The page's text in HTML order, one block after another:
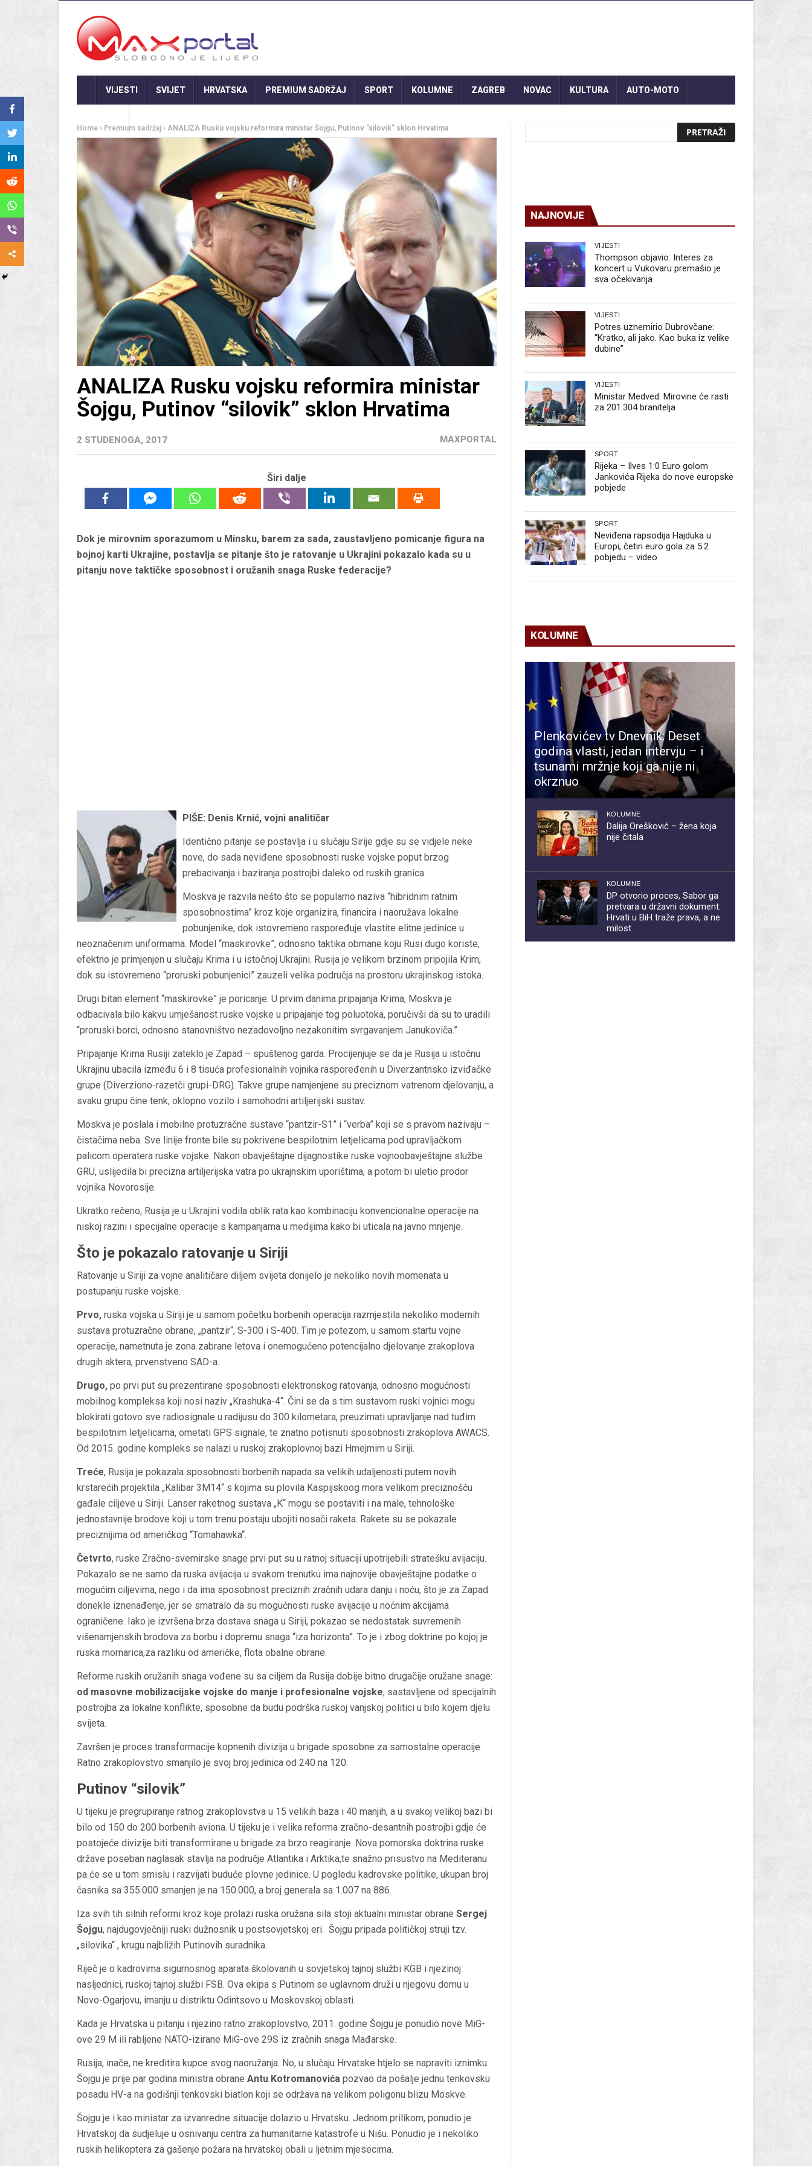
VIJESTI SVIJET HRVATSKA PREMIUM SADRŽAJ SPORT KOLUMNE ZAGREB NOVAC KULTURA AUTO-MOTO
Home Premium sadržaj ANALIZA Rusku vojsku reformira ministar Šojgu, Putinov “silovik” sklon Hrvatima
ANALIZA Rusku vojsku reformira ministar
Šojgu, Putinov “silovik” sklon Hrvatima
2 STUDENOGA, 2017 MAXPORTAL
Širi dalje
Dok je mirovnim sporazumom u Minsku, barem za sada, zaustavljeno pomicanje figura na
bojnoj karti Ukrajine, postavlja se pitanje što je ratovanje u Ukrajini pokazalo kada su u
pitanju nove taktičke sposobnost i oružanih snaga Ruske federacije?
PIŠE: Denis Krnić, vojni analitičar
Identično pitanje se postavlja i u slučaju Sirije gdje su se vidjele neke
nove, do sada neviđene sposobnosti ruske vojske poput brzog
prebacivanja i baziranja postrojbi daleko od ruskih granica.
Moskva je razvila nešto što se popularno naziva “hibridnim ratnim
sposobnostima” kroz koje organizira, financira i naoružava lokalne
pobunjenike, dok istovremeno raspoređuje vlastite elitne jedinice u
neoznačenim uniformama. Model “maskirovke”, odnosno taktika obmane koju Rusi dugo koriste,
efektno je primjenjen u slučaju Krima i u istočnoj Ukrajini. Rusija je velikom brzinom pripojila Krim,
dok su istovremeno “proruski pobunjenici” zauzeli velika područja na prostoru ukrajinskog istoka.
Drugi bitan element “maskirovke” je poricanje. U prvim danima pripajanja Krima, Moskva je
odbacivala bilo kakvu umješanost ruske vojske u pripajanje tog poluotoka, poručivši da su to uradili
“proruski borci, odnosno stanovništvo nezadovoljno nezakonitim svrgavanjem Janukoviča.”
Pripajanje Krima Rusiji zateklo je Zapad – spuštenog garda. Procijenjuje se da je Rusija u istočnu
Ukrajinu ubacila između 6 i 8 tisuća profesionalnih vojnika raspoređenih u Diverzantnsko izviđačke
grupe (Diverziono-razetči grupi-DRG). Takve grupe namjenjene su preciznom vatrenom djelovanju, a
svaku grupu čine tenk, oklopno vozilo i samohodni artiljerijski sustav.
Moskva je poslala i mobilne protuzračne sustave “pantzir-S1” i “verba” koji se s pravom nazivaju –
čistačima neba. Sve linije fronte bile su pokrivene bespilotnim letjelicama pod upravljačkom
palicom operatera ruske vojske. Nakon obavještajne dijagnostike ruske vojnoobavještajne službe
GRU, uslijedila bi precizna artiljerijska vatra po ukrajnskim uporištima, a potom bi uletio prodor
vojnika Novorosije.
Ukratko rečeno, Rusija je u Ukrajini vodila oblik rata kao kombinaciju konvencionalne operacije na
niskoj razini i specijalne operacije s kampanjama u medijima kako bi uticala na javno mnjenje.
Što je pokazalo ratovanje u Siriji
Ratovanje u Siriji za vojne analitičare diljem svijeta donijelo je nekoliko novih momenata u
postupanju ruske vojske.
Prvo, ruska vojska u Siriji je u samom početku borbenih operacija razmjestila nekoliko modernih
sustava protuzračne obrane, „pantzir“, S-300 i S-400. Tim je potezom, u samom startu vojne
operacije, nametnuta je zona zabrane letova i onemogućeno potencijalno djelovanje zrakoplova
drugih aktera, prvenstveno SAD-a.
Drugo, po prvi put su prezentirane sposobnosti elektronskog ratovanja, odnosno mogućnosti
mobilnog kompleksa koji nosi naziv „Krashuka-4“. Čini se da s tim sustavom ruski vojnici mogu
blokirati gotovo sve radiosignale u radijusu do 300 kilometara, preuzimati upravljanje nad tuđim
bespilotnim letjelicama, ometati GPS signale, te znatno potisnuti sposobnosti zrakoplova AWACS.
Od 2015. godine kompleks se nalazi u ruskoj zrakoplovnoj bazi Hmejmim u Siriji.
Treće, Rusija je pokazala sposobnosti borbenih napada sa velikih udaljenosti putem novih
krstarećih projektila „Kalibar 3M14“ s kojima su plovila Kaspijskoog mora velikom preciznošću
gađale ciljeve u Siriji. Lanser raketnog sustava „K“ mogu se postaviti i na male, tehnološke
jednostavnije brodove koji u tom trenu postaju ubojiti nosači raketa. Rakete su se pokazale
preciznijima od američkog “Tomahawka“.
Četvrto, ruske Zračno-svemirske snage prvi put su u ratnoj situaciji upotrijebili stratešku avijaciju.
Pokazalo se ne samo da ruska avijacija u svakom trenutku ima najnovije obavještajne podatke o
mogućim ciljevima, nego i da ima sposobnost preciznih zračnih udara danju i noću, što je za Zapad
donekle iznenađenje, jer se smatralo da su mogućnosti ruske avijacije u noćnim akcijama
ograničene. Iako je izvršena brza dostava snaga u Siriji, pokazao se nedostatak suvremenih
višenamjenskih brodova za borbu i dopremu snaga “iza horizonta”. To je i zbog doktrine po kojoj je
ruska mornarica,za razliku od američke, flota obalne obrane.
Reforme ruskih oružanih snaga vođene su sa ciljem da Rusija dobije bitno drugačije oružane snage:
od masovne mobilizacijske vojske do manje i profesionalne vojske, sastavljene od specijalnih
postrojba za lokalne konflikte, sposobne da budu podrška ruskoj vanjskoj politici u bilo kojem djelu
svijeta.
Završen je proces transformacije kopnenih divizija u brigade sposobne za samostalne operacije.
Ratno zrakoplovstvo smanjilo je svoj broj jedinica od 240 na 120.
Putinov “silovik”
U tijeku je pregrupiranje ratnog zrakoplovstva u 15 velikih baza i 40 manjih, a u svakoj velikoj bazi bi
bilo od 150 do 200 borbenih aviona. U tijeku je i velika reforma zračno-desantnih postrojbi gdje će
postojeće divizije biti transformirane u brigade za brzo reagiranje. Nova pomorska doktrina ruske
države poseban naglasak stavlja na područje Atlantika i Arktika,te snažno prisustvo na Mediteranu
pa će se u tom smislu i razvijati buduće plovne jedinice. U pogledu kadrovske politike, ukupan broj
časnika sa 355.000 smanjen je na 150.000, a broj generala sa 1.007 na 886.
Iza svih tih silnih reformi kroz koje prolazi ruska oružana sila stoji aktualni ministar obrane Sergej
Šojgu, najdugovječniji ruski dužnosnik u postsovjetskoj eri. Šojgu pripada političkoj struji tzv.
„silovika“ , krugu najbližih Putinovih suradnika.
Riječ je o kadrovima sigurnosnog aparata školovanih u sovjetskoj tajnoj službi KGB i njezinoj
nasljednici, ruskoj tajnoj službi FSB. Ova ekipa s Putinom se uglavnom druži u njegovu domu u
Novo-Ogarjovu, imanju u distriktu Odintsovo u Moskovskoj oblasti.
Kada je Hrvatska u pitanju i njezino ratno zrakoplovstvo, 2011. godine Šojgu je ponudio nove MiG-
ove 29 M ili rabljene NATO-izirane MiG-ove 29S iz zračnih snaga Mađarske.
Rusija, inače, ne kreditira kupce svog naoružanja. No, u slučaju Hrvatske htjelo se napraviti iznimku.
Šojgu je prije par godina ministra obrane Antu Kotromanovića pozvao da pošalje jednu tenkovsku
posadu HV-a na godišnji tenkovski biatlon koji se održava na velikom poligonu blizu Moskve.
Šojgu je i kao ministar za izvanredne situacije dolazio u Hrvatsku. Jednom prilikom, ponudio je
Hrvatskoj da sudjeluje u osnivanju centra za humanitarne katastrofe u Nišu. Ponudio je i nekoliko
ruskih helikoptera za gašenje požara na hrvatskoj obali u ljetnim mjesecima.
NAJNOVIJE
VIJESTI
Thompson objavio: Interes za
koncert u Vukovaru premašio je
sva očekivanja
VIJESTI
Potres uznemirio Dubrovčane:
“Kratko, ali jako. Kao buka iz velike
dubine”
VIJESTI
Ministar Medved: Mirovine će rasti
za 201.304 branitelja
SPORT
Rijeka – Ilves 1:0 Euro golom
Jankovića Rijeka do nove europske
pobjede
SPORT
Neviđena rapsodija Hajduka u
Europi, četiri euro gola za 5:2
pobjedu – video
KOLUMNE
Plenkovićev tv Dnevnik: Deset
godina vlasti, jedan intervju – i
tsunami mržnje koji ga nije ni
okrznuo
KOLUMNE
Dalija Orešković – žena koja
nije čitala
KOLUMNE
DP otvorio proces, Sabor ga
pretvara u državni dokument:
Hrvati u BiH traže prava, a ne
milost